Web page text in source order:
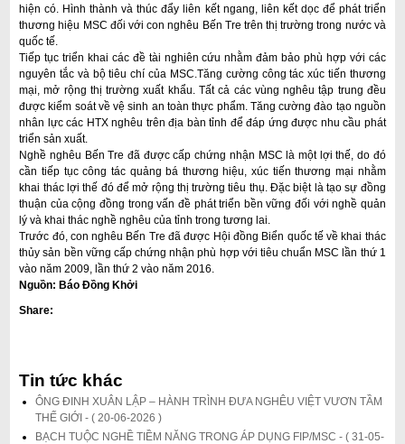
hiện có. Hình thành và thúc đẩy liên kết ngang, liên kết dọc để phát triển
thương hiệu MSC đối với con nghêu Bến Tre trên thị trường trong nước và
quốc tế.
Tiếp tục triển khai các đề tài nghiên cứu nhằm đảm bảo phù hợp với các
nguyên tắc và bộ tiêu chí của MSC.Tăng cường công tác xúc tiến thương
mại, mở rộng thị trường xuất khẩu. Tất cả các vùng nghêu tập trung đều
được kiểm soát về vệ sinh an toàn thực phẩm. Tăng cường đào tạo nguồn
nhân lực các HTX nghêu trên địa bàn tỉnh để đáp ứng được nhu cầu phát
triển sản xuất.
Nghề nghêu Bến Tre đã được cấp chứng nhận MSC là một lợi thế, do đó
cần tiếp tục công tác quảng bá thương hiệu, xúc tiến thương mại nhằm
khai thác lợi thế đó để mở rộng thị trường tiêu thụ. Đặc biệt là tạo sự đồng
thuận của cộng đồng trong vấn đề phát triển bền vững đối với nghề quản
lý và khai thác nghề nghêu của tỉnh trong tương lai.
Trước đó, con nghêu Bến Tre đã được Hội đồng Biển quốc tế về khai thác
thủy sản bền vững cấp chứng nhận phù hợp với tiêu chuẩn MSC lần thứ 1
vào năm 2009, lần thứ 2 vào năm 2016.
Nguồn: Báo Đồng Khởi
Share:
Tin tức khác
ÔNG ĐINH XUÂN LẬP – HÀNH TRÌNH ĐƯA NGHÊU VIỆT VƯƠN TẦM
THẾ GIỚI -( 20-06-2026 )
BẠCH TUỘC NGHỀ TIỀM NĂNG TRONG ÁP DỤNG FIP/MSC -( 31-05-